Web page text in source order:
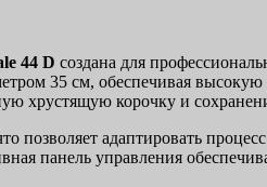
44 D создана для
35 см, обеспечивая
хрустящую корочку и
позволяет адаптировать
панель управления